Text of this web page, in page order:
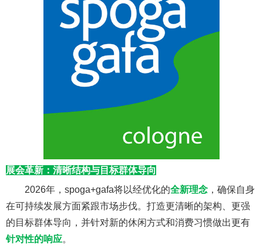
展会革新：清晰结构与目标群体导向
2026年，spoga+gafa将以经优化的全新理念 ，确保自身
在可持续发展方面紧跟市场步伐。打造更清晰的架构、更强
的目标群体导向，并针对新的休闲方式和消费习惯做出更有
针对性的响应。